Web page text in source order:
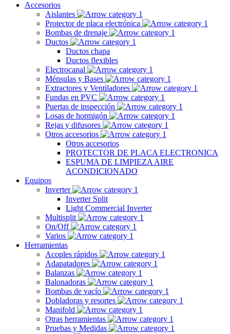
Accesorios
Aislantes
Protector de placa electrónica
Bombas de drenaje
Ductos
Ductos chapa
Ductos flexibles
Electrocanal
Ménsulas y Bases
Extractores y Ventiladores
Fundas en PVC
Puertas de inspección
Losas de hormigón
Rejas y difusores
Otros accesorios
Otros accesorios
PROTECTOR DE PLACA ELECTRONICA
ESPUMA DE LIMPIEZA AIRE
ACONDICIONADO
Equipos
Inverter
Inverter Split
Light Commercial Inverter
Multisplit
On/Off
Varios
Herramientas
Acoples rápidos
Adapatadores
Balanzas
Balonadoras
Bombas de vacío
Dobladoras y resortes
Manifold
Otras herramientas
Pruebas y Medidas